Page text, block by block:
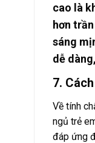
cao là
hơn
sáng
dễ
7.
Về tính
ngủ trẻ
đáp ứng